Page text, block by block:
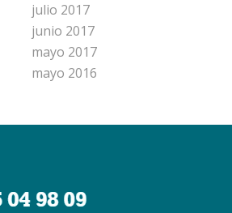
julio 2017
junio 2017
mayo 2017
mayo 2016